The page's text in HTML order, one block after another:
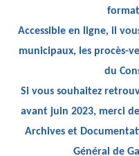
Accessible en ligne, il
municipaux, les procès-
du
Si vous souhaitez
avant juin 2023, merci
Archives et
Général de